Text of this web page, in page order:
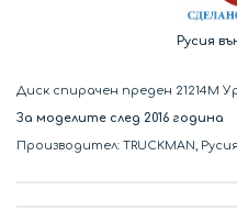
Русия
Диск спирачен преден 21214M
За моделите след 2016 година
Производител: TRUCKMAN, Русия